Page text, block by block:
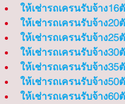
ให้เช่ารถเครนรับจ้าง16
ให้เช่ารถเครนรับจ้าง20
ให้เช่ารถเครนรับจ้าง25
ให้เช่ารถเครนรับจ้าง30
ให้เช่ารถเครนรับจ้าง35
ให้เช่ารถเครนรับจ้าง50
ให้เช่ารถเครนรับจ้าง60